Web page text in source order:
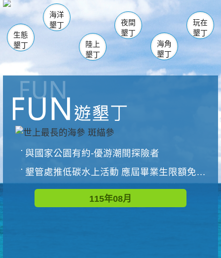
南仁湖
海生館
恆春 佳樂水
龍鑾潭自然中心 森林遊樂區
瓊麻館
關山 墾管處遊客中心
社頂公園 風吹沙
船帆石
白砂 龍磐公園
香蕉灣
砂島
鵝鑾鼻
生態
墾丁
海洋
墾丁
陸上
墾丁
夜間
墾丁
海角
墾丁
玩在
墾丁
與國家公園有約-優游潮間探險者
墾管處推低碳水上活動 應屆畢業生限額免費參加
115年08月